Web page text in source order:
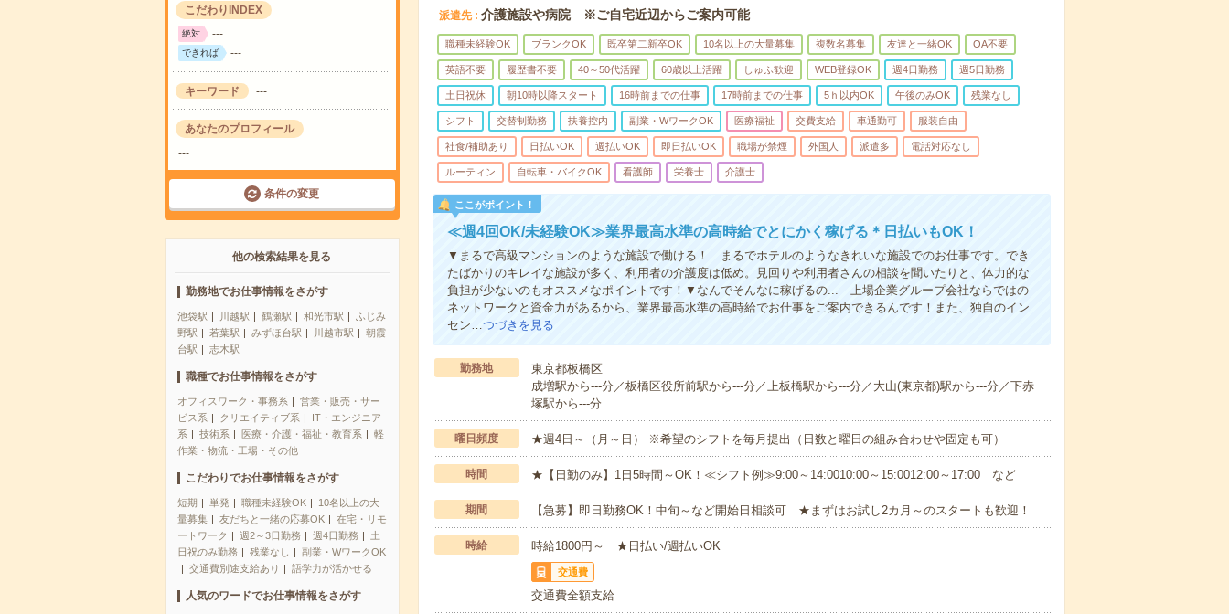
こだわりINDEX
絶対 ---
できれば ---
キーワード ---
あなたのプロフィール
---
条件の変更
他の検索結果を見る
勤務地でお仕事情報をさがす
池袋駅 川越駅 鶴瀬駅 和光市駅
ふじみ
野駅
若葉駅 みずほ台駅 川越市駅
朝霞
台駅
志木駅
職種でお仕事情報をさがす
オフィスワーク・事務系
営業・販売・サー
ビス系
クリエイティブ系
IT・エンジニア
系
技術系 医療・介護・福祉・教育系
軽
作業・物流・工場・その他
こだわりでお仕事情報をさがす
短期 単発 職種未経験OK
10名以上の大
量募集
友だちと一緒の応募OK
在宅・リモ
ートワーク
週2～3日勤務 週4日勤務
土
日祝のみ勤務
残業なし
副業・WワークOK
交通費別途支給あり
語学力が活かせる
人気のワードでお仕事情報をさがす
派遣先 介護施設や病院 ※ご自宅近辺からご案内可能
職種未経験OK ブランクOK 既卒第二新卒OK 10名以上の大量募集 複数名募集 友達と一緒OK OA不要
英語不要 履歴書不要 40～50代活躍 60歳以上活躍 しゅふ歓迎 WEB登録OK 週4日勤務 週5日勤務
土日祝休 朝10時以降スタート 16時前までの仕事 17時前までの仕事 5ｈ以内OK 午後のみOK 残業なし
シフト 交替制勤務 扶養控内 副業・WワークOK 医療福祉 交費支給 車通勤可 服装自由
社食/補助あり 日払いOK 週払いOK 即日払いOK 職場が禁煙 外国人 派遣多 電話対応なし
ルーティン 自転車・バイクOK 看護師 栄養士 介護士
ここがポイント！
≪週4回OK/未経験OK≫業界最高水準の高時給でとにかく稼げる＊日払いもOK！
▼まるで高級マンションのような施設で働ける！ まるでホテルのようなきれいな施設でのお仕事です。でき
たばかりのキレイな施設が多く、利用者の介護度は低め。見回りや利用者さんの相談を聞いたりと、体力的な
負担が少ないのもオススメなポイントです！▼なんでそんなに稼げるの... 上場企業グループ会社ならではの
ネットワークと資金力があるから、業界最高水準の高時給でお仕事をご案内できるんです！また、独自のイン
セン…つづきを見る
勤務地
東京都板橋区
成増駅から---分／板橋区役所前駅から---分／上板橋駅から---分／大山(東京都)駅から---分／下赤
塚駅から---分
曜日頻度 ★週4日～（月～日） ※希望のシフトを毎月提出（日数と曜日の組み合わせや固定も可）
時間 ★【日勤のみ】1日5時間～OK！≪シフト例≫9:00～14:0010:00～15:0012:00～17:00 など
期間 【急募】即日勤務OK！中旬～など開始日相談可 ★まずはお試し2カ月～のスタートも歓迎！
時給 時給1800円～ ★日払い/週払いOK
交通費
交通費全額支給